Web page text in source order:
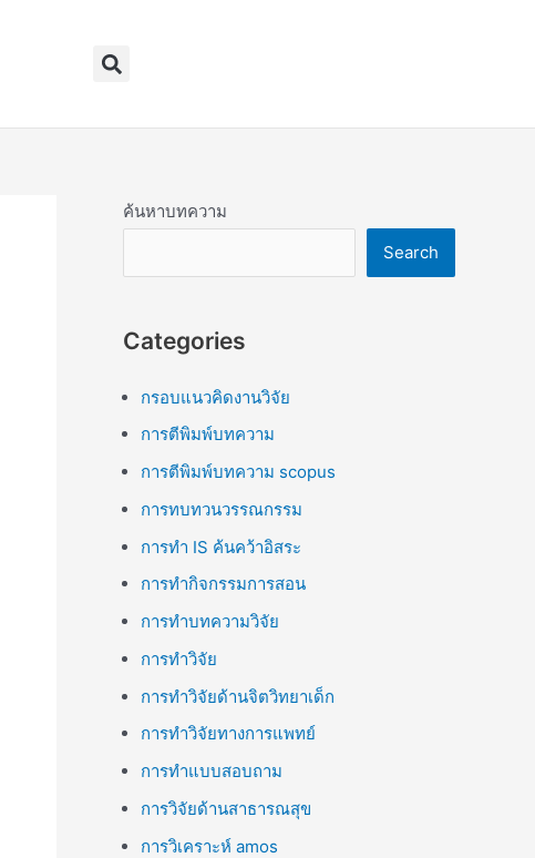
Search
ค้นหาบทความ
Search
Categories
กรอบแนวคิดงานวิจัย
การตีพิมพ์บทความ
การตีพิมพ์บทความ scopus
การทบทวนวรรณกรรม
การทำ IS ค้นคว้าอิสระ
การทำกิจกรรมการสอน
การทำบทความวิจัย
การทำวิจัย
การทำวิจัยด้านจิตวิทยาเด็ก
การทำวิจัยทางการแพทย์
การทำแบบสอบถาม
การวิจัยด้านสาธารณสุข
การวิเคราะห์ amos